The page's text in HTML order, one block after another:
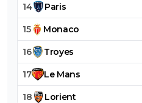
14 Paris
15 Monaco
16 Troyes
17 Le Mans
18 Lorient